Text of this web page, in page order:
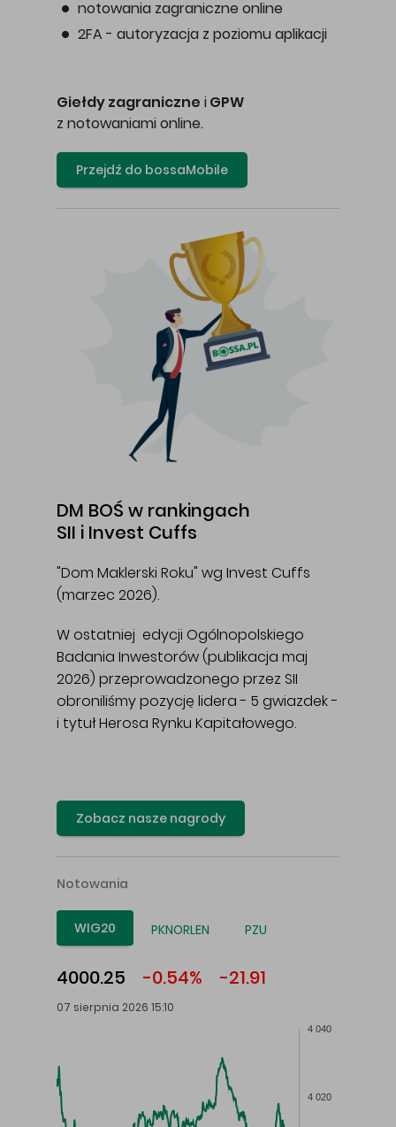
notowania zagraniczne online
2FA - autoryzacja z poziomu aplikacji
Giełdy zagraniczne i GPW
z notowaniami online.
Przejdź do bossaMobile
DM BOŚ w rankingach
SII i Invest Cuffs
"Dom Maklerski Roku" wg Invest Cuffs
(marzec 2026).
W ostatniej edycji Ogólnopolskiego
Badania Inwestorów (publikacja maj
2026) przeprowadzonego przez SII
obroniliśmy pozycję lidera - 5 gwiazdek -
i tytuł Herosa Rynku Kapitałowego.
Zobacz nasze nagrody
Notowania
WIG20 PKNORLEN PZU
4000.25 -0.54% -21.91
07 sierpnia 2026 15:10
4 020
4 040